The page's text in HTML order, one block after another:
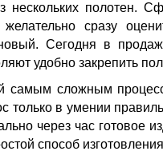
полотен.
сразу
Сегодня в
удобно закрепить
самым сложным
только в умении
через час готовое
способ